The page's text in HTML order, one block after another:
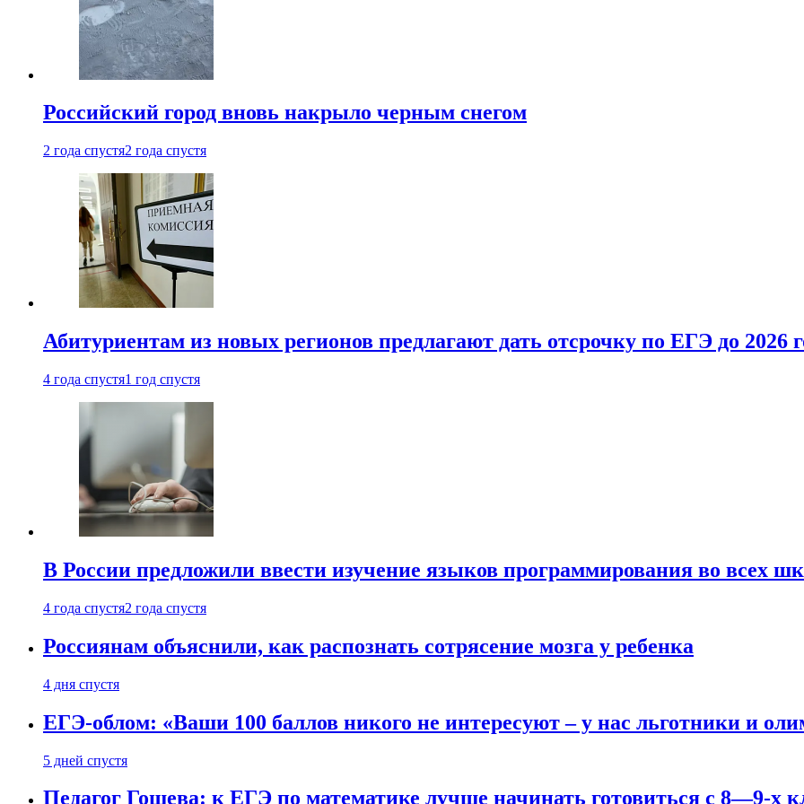
Российский город вновь накрыло черным снегом
2 года спустя2 года спустя
Абитуриентам из новых регионов предлагают дать отсрочку по ЕГЭ до 2026
4 года спустя1 год спустя
В России предложили ввести изучение языков программирования во всех
4 года спустя2 года спустя
Россиянам объяснили, как распознать сотрясение мозга у ребенка
4 дня спустя
ЕГЭ-облом: «Ваши 100 баллов никого не интересуют – у нас льготники и
5 дней спустя
Педагог Гошева: к ЕГЭ по математике лучше начинать готовиться с 8—9-х